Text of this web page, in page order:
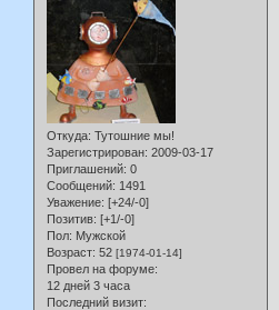
Откуда: Тутошние мы!
Зарегистрирован: 2009-03-17
Приглашений: 0
Сообщений: 1491
Уважение: [+24/-0]
Позитив: [+1/-0]
Пол: Мужской
Возраст: 52 [1974-01-14]
Провел на форуме:
12 дней 3 часа
Последний визит: